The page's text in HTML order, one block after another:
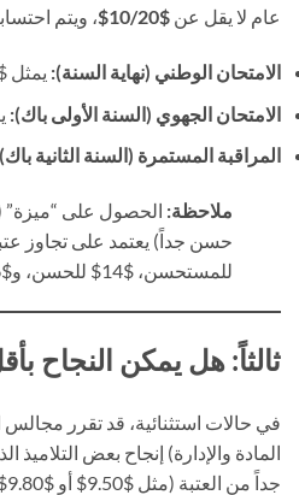
عام لا يقل عن $10/20$ ، ويتم
الامتحان الوطني (نهاية السنة): يمثل
الامتحان الجهوي (السنة الأولى باك):
المراقبة المستمرة (السنة الثانية
ملاحظة: الحصول على
للمستحسن، $14$ للحسن، و$16$ للـ “حسن جداً”).
ثالثاً: هل يمكن النجاح بأقل
في حالات استثنائية، قد تقرر
المادة والإدارة) إنجاح بعض
جداً من العتبة (مثل $9.50$ أو $9.80$)، وذلك بناءً على: